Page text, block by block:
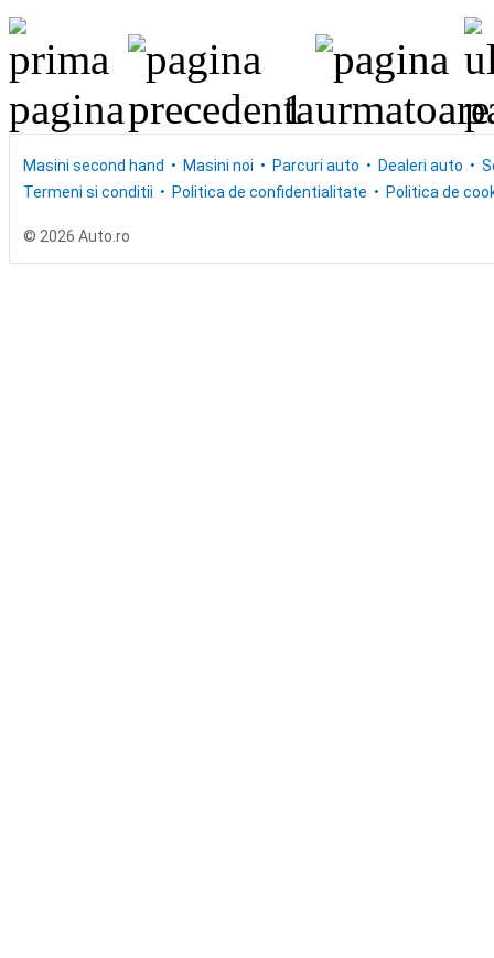
1
Masini second hand Masini noi Parcuri auto Dealeri auto
Termeni si conditii
Politica de confidentialitate Politica de
© 2026 Auto.ro